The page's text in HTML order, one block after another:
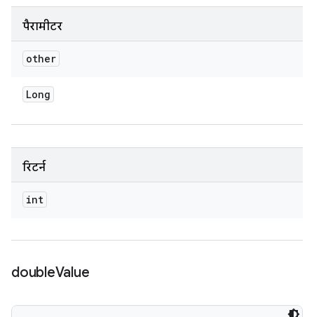
पैरामीटर
other
Long
रिटर्न
int
doubleValue